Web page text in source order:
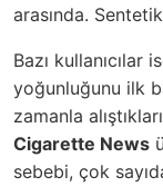
arasında.
Bazı kullanıcılar
yoğunluğunu ilk
zamanla
Cigarette News
sebebi, çok